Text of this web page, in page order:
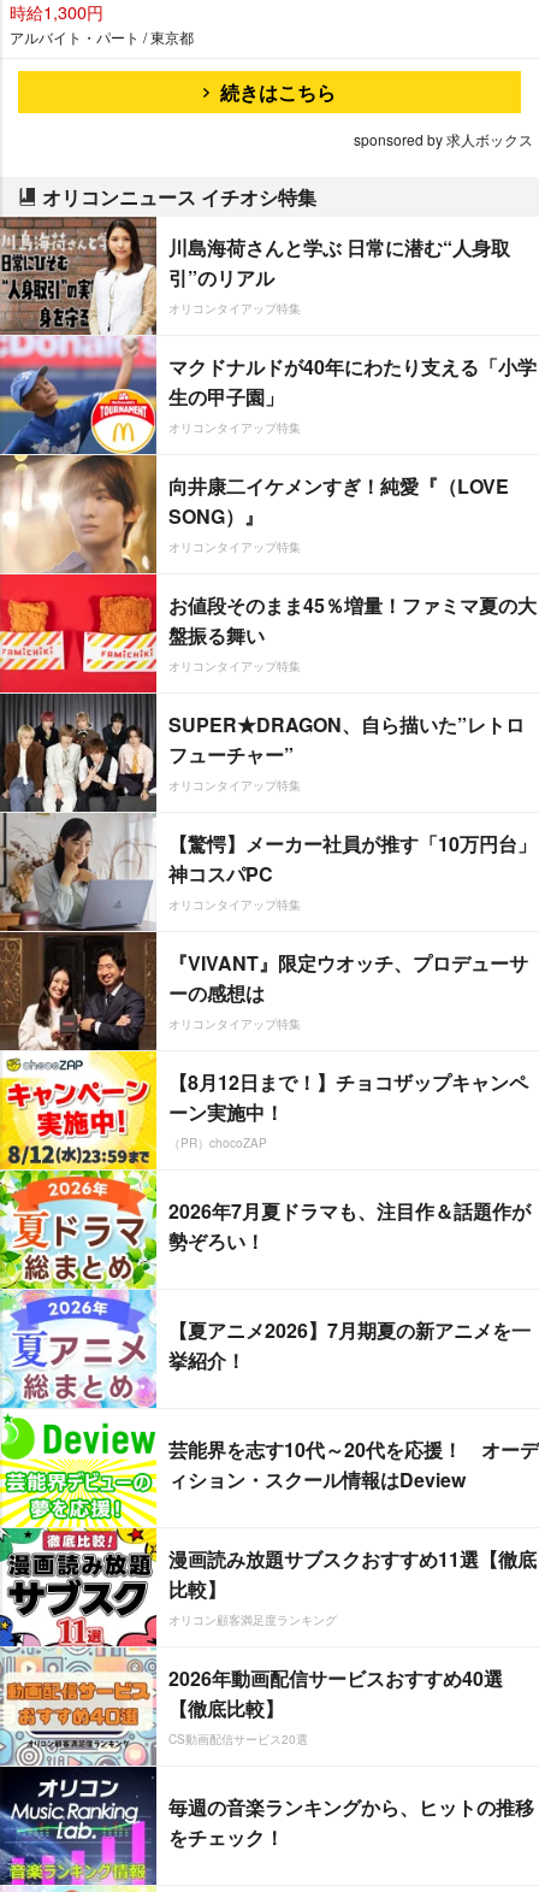
時給1,300円
アルバイト・パート / 東京都
続きはこちら
sponsored by 求人ボックス
オリコンニュース イチオシ特集
川島海荷さんと学ぶ 日常に潜む“人身取
引”のリアル
オリコンタイアップ特集
マクドナルドが40年にわたり支える「小学
生の甲子園」
オリコンタイアップ特集
向井康二イケメンすぎ！純愛『（LOVE
SONG）』
オリコンタイアップ特集
お値段そのまま45％増量！ファミマ夏の大
盤振る舞い
オリコンタイアップ特集
SUPER★DRAGON、自ら描いた”レトロ
フューチャー”
オリコンタイアップ特集
【驚愕】メーカー社員が推す「10万円台」
神コスパPC
オリコンタイアップ特集
『VIVANT』限定ウオッチ、プロデューサ
ーの感想は
オリコンタイアップ特集
【8月12日まで！】チョコザップキャンペ
ーン実施中！
（PR）chocoZAP
2026年7月夏ドラマも、注目作＆話題作が
勢ぞろい！
【夏アニメ2026】7月期夏の新アニメを一
挙紹介！
芸能界を志す10代～20代を応援！ オーデ
ィション・スクール情報はDeview
漫画読み放題サブスクおすすめ11選【徹底
比較】
オリコン顧客満足度ランキング
2026年動画配信サービスおすすめ40選
【徹底比較】
CS動画配信サービス20選
毎週の音楽ランキングから、ヒットの推移
をチェック！